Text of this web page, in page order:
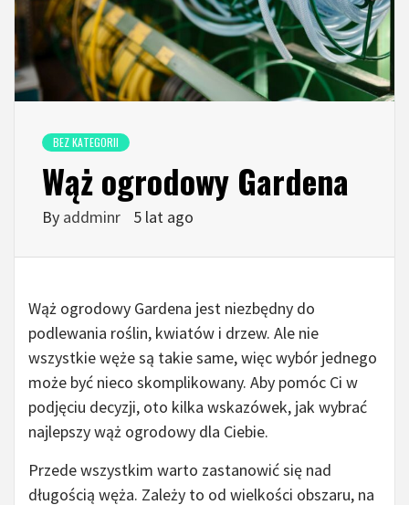
BEZ KATEGORII
Wąż ogrodowy Gardena
By addminr 5 lat ago
Wąż ogrodowy Gardena jest niezbędny do
podlewania roślin, kwiatów i drzew. Ale nie
wszystkie węże są takie same, więc wybór jednego
może być nieco skomplikowany. Aby pomóc Ci w
podjęciu decyzji, oto kilka wskazówek, jak wybrać
najlepszy wąż ogrodowy dla Ciebie.
Przede wszystkim warto zastanowić się nad
długością węża. Zależy to od wielkości obszaru, na